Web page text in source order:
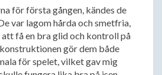
för första gången, kändes de
var lagom hårda och smetfria,
få en bra glid och kontroll på
gör dem både
för spelet, vilket gav mig